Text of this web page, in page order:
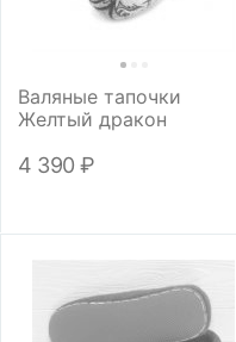
Валяные тапочки
Желтый дракон
4 390 ₽